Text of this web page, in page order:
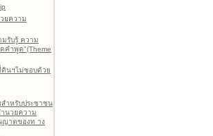
ยความ
มรับรู้ ความ
คำพูด"(Theme
ดินฯไม่ชอบด้วย
ำหรับประชาชน
นวยความ
ญาตของท าง